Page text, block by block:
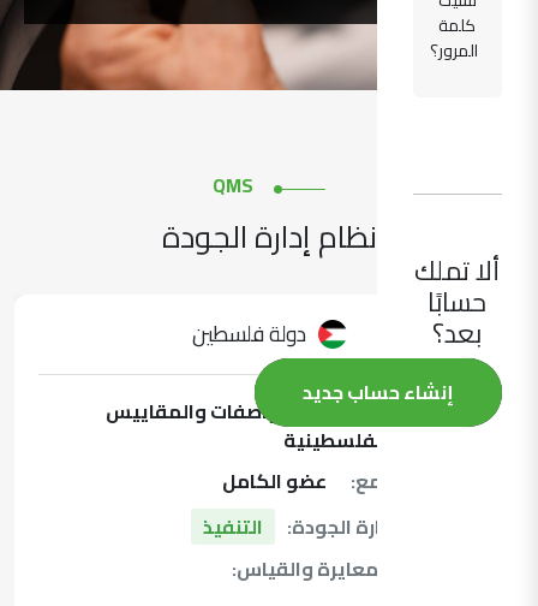
كلمة
المرور؟
ألا تملك
حسابًا
بعد؟
إنشاء حساب جديد
QMS
نظام إدارة الجودة
دولة فلسطين
المعهد:
مؤسسة المواصفات والمقاييس
الفلسطينية
عضوية التجمع:
عضو الكامل
حالة نظام إدارة الجودة:
التنفيذ
نشر قدرات المعايرة والقياس: